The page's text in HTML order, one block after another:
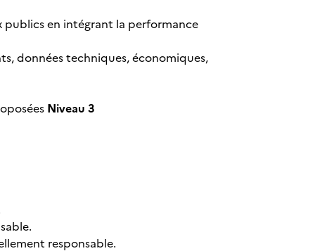
en intégrant la performance
données techniques, économiques,
Niveau 3
responsable.